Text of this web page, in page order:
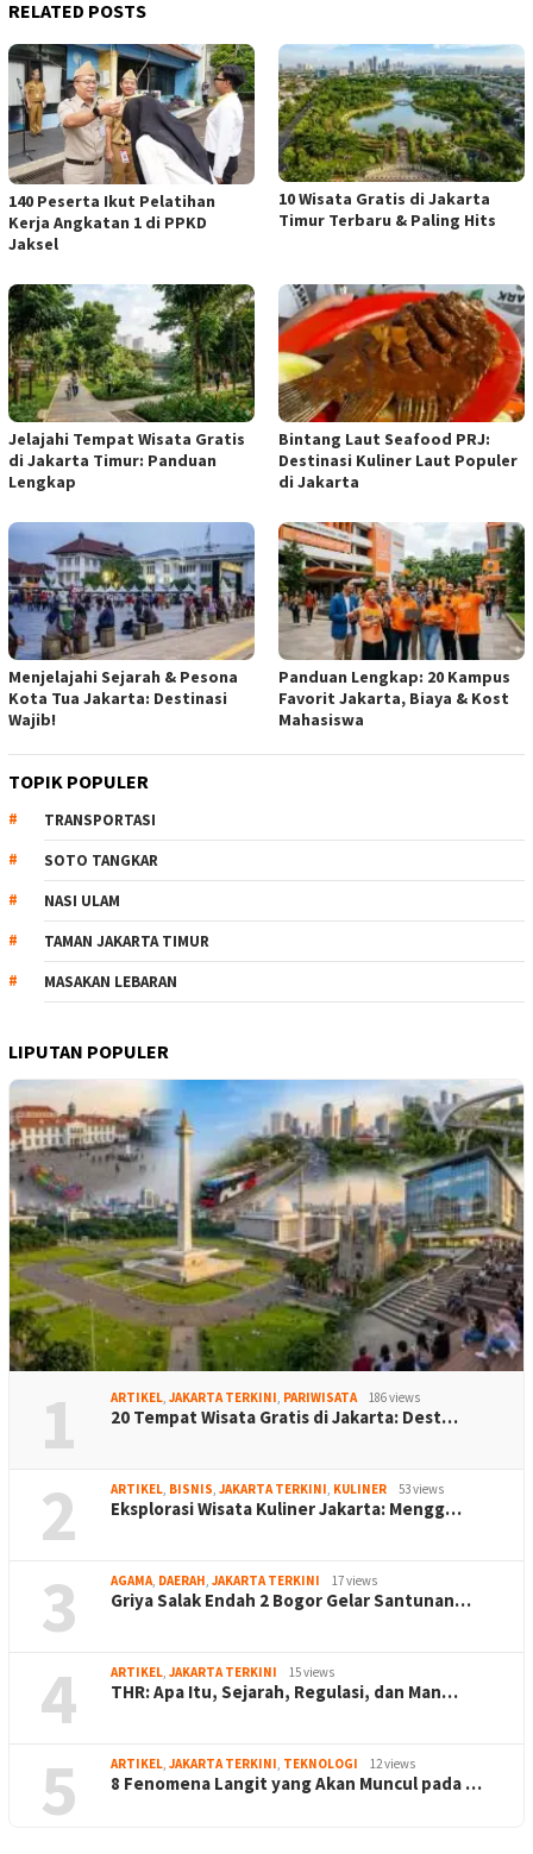
RELATED POSTS
140 Peserta Ikut Pelatihan
Kerja Angkatan 1 di PPKD
Jaksel
10 Wisata Gratis di Jakarta
Timur Terbaru & Paling Hits
Jelajahi Tempat Wisata Gratis
di Jakarta Timur: Panduan
Lengkap
Bintang Laut Seafood PRJ:
Destinasi Kuliner Laut Populer
di Jakarta
Menjelajahi Sejarah & Pesona
Kota Tua Jakarta: Destinasi
Wajib!
Panduan Lengkap: 20 Kampus
Favorit Jakarta, Biaya & Kost
Mahasiswa
TOPIK POPULER
TRANSPORTASI
SOTO TANGKAR
NASI ULAM
TAMAN JAKARTA TIMUR
MASAKAN LEBARAN
LIPUTAN POPULER
1 ARTIKEL, JAKARTA TERKINI, PARIWISATA 186 views
20 Tempat Wisata Gratis di Jakarta: Dest…
2 ARTIKEL, BISNIS, JAKARTA TERKINI, KULINER 53 views
Eksplorasi Wisata Kuliner Jakarta: Mengg…
3 AGAMA, DAERAH, JAKARTA TERKINI 17 views
Griya Salak Endah 2 Bogor Gelar Santunan…
4 ARTIKEL, JAKARTA TERKINI 15 views
THR: Apa Itu, Sejarah, Regulasi, dan Man…
5 ARTIKEL, JAKARTA TERKINI, TEKNOLOGI 12 views
8 Fenomena Langit yang Akan Muncul pada …